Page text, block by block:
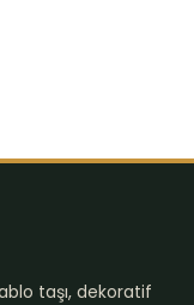
taşı, dekoratif